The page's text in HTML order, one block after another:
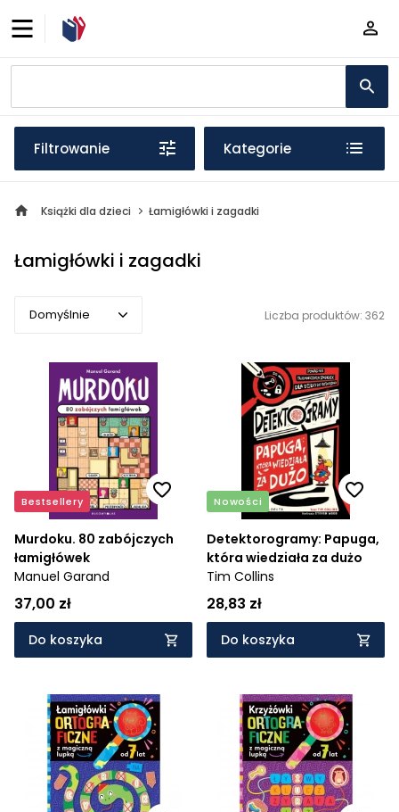
Filtrowanie Kategorie
Książki dla dzieci Łamigłówki i zagadki
Łamigłówki i zagadki
Domyślnie
Domyślnie
Popularne
Cena rosnąco
Cena malejąco
Od najnowszych
Od najstarszych
Liczba produktów: 362
Bestsellery
Murdoku. 80 zabójczych
łamigłówek
Manuel Garand
37,00 zł
Do koszyka
Nowości
Detektorogramy: Papuga,
która wiedziała za dużo
Tim Collins
28,83 zł
Do koszyka